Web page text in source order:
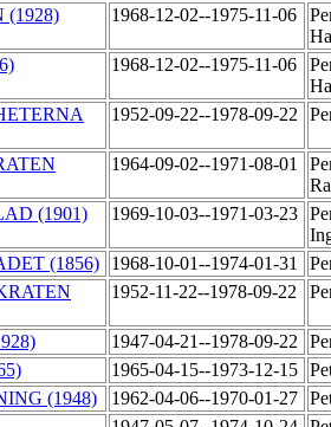
(1928)
1968-12-02--1975-11-06
1968-12-02--1975-11-06
1952-09-22--1978-09-22
1964-09-02--1971-08-01
(1901)
1969-10-03--1971-03-23
(1856)
1968-10-01--1974-01-31
1952-11-22--1978-09-22
1947-04-21--1978-09-22
1965-04-15--1973-12-15
(1948)
1962-04-06--1970-01-27